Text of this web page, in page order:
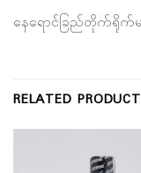
နေရောင်ခြည်တိုက်ရိုက်
RELATED